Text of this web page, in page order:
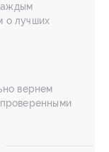
о лучших
вернем